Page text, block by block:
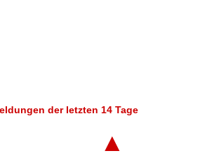
der letzten 14 Tage
▲